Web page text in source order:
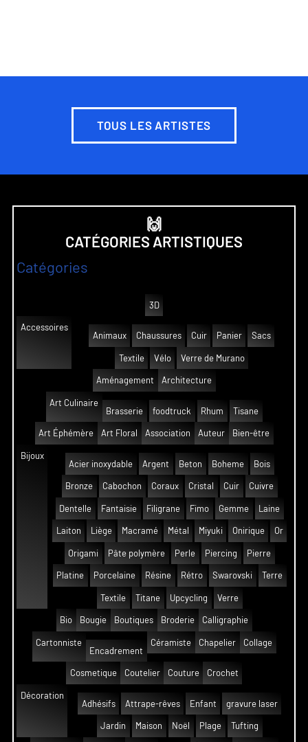
TOUS LES ARTISTES
🙌
CATÉGORIES ARTISTIQUES
Catégories
3D
Accessoires
Animaux
Chaussures Cuir Panier Sacs
Textile Vélo Verre de Murano
Aménagement Architecture
Art Culinaire
Brasserie
foodtruck Rhum Tisane
Art Éphémère Art Floral Association Auteur Bien-être
Bijoux
Acier inoxydable
Argent Beton Boheme Bois
Bronze Cabochon Coraux Cristal Cuir Cuivre
Dentelle Fantaisie Filigrane Fimo Gemme Laine
Laiton Liège Macramé Métal Miyuki Onirique Or
Origami Pâte polymère Perle Piercing Pierre
Platine Porcelaine Résine Rétro Swarovski Terre
Textile Titane Upcycling Verre
Bio Bougie Boutiques Broderie Calligraphie
Cartonniste
Encadrement
Céramiste Chapelier Collage
Cosmetique Coutelier Couture Crochet
Décoration
Adhésifs
Attrape-rêves Enfant gravure laser
Jardin Maison Noël Plage Tufting